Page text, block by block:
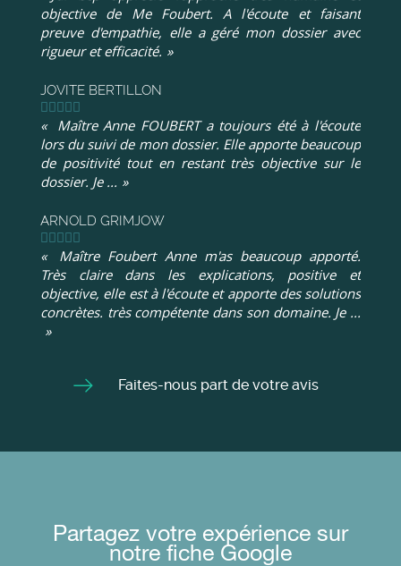
objective de Me Foubert. A l'écoute et faisant
preuve d'empathie, elle a géré mon dossier avec
rigueur et efficacité.
JOVITE BERTILLON
Maître Anne FOUBERT a toujours été à l'écoute
lors du suivi de mon dossier. Elle apporte beaucoup
de positivité tout en restant très objective sur le
dossier. Je ...
ARNOLD GRIMJOW
Maître Foubert Anne m'as beaucoup apporté.
Très claire dans les explications, positive et
objective, elle est à l'écoute et apporte des solutions
concrètes. très compétente dans son domaine. Je ...
Faites-nous part de votre avis
Partagez votre expérience sur
notre fiche Google